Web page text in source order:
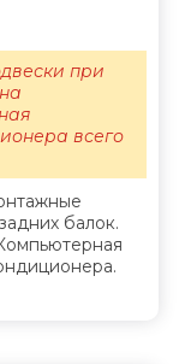
балок.
при
всего